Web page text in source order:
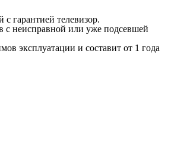
гарантией телевизор.
с неисправной или уже подсевшей
эксплуатации и составит от 1 года